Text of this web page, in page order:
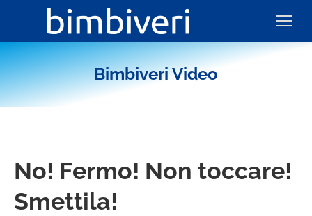
Bimbiveri Video
No! Fermo! Non toccare!
Smettila!